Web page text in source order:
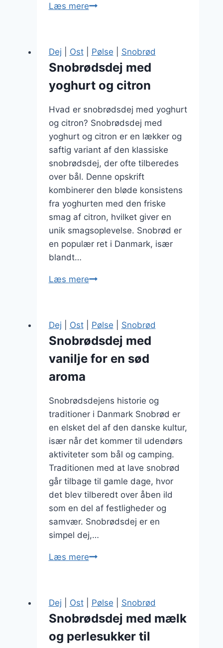
Læs mereSnobrødsdej
og
bagepulver
Dej Ost| Pølse Snobrød
Snobrødsdej med
yoghurt og citron
Hvad er snobrødsdej med yoghurt
og citron? Snobrødsdej med
yoghurt og citron er en lækker og
saftig variant af den klassiske
snobrødsdej, der ofte tilberedes
over bål. Denne opskrift
kombinerer den bløde konsistens
fra yoghurten med den friske
smag af citron, hvilket giver en
unik smagsoplevelse. Snobrød er
en populær ret i Danmark, især
blandt…
Læs mereSnobrødsdej
og
Dej Ost| Pølse Snobrød
Snobrødsdej med
vanilje for en sød
aroma
Snobrødsdejens historie og
traditioner i Danmark Snobrød er
en elsket del af den danske kultur,
især når det kommer til udendørs
aktiviteter som bål og camping.
Traditionen med at lave snobrød
går tilbage til gamle dage, hvor
det blev tilberedt over åben ild
som en del af festligheder og
samvær. Snobrødsdej er en
simpel dej,…
Læs mereSnobrødsdej
for
sød
aroma
Dej Ost| Pølse Snobrød
Snobrødsdej med mælk
og perlesukker til